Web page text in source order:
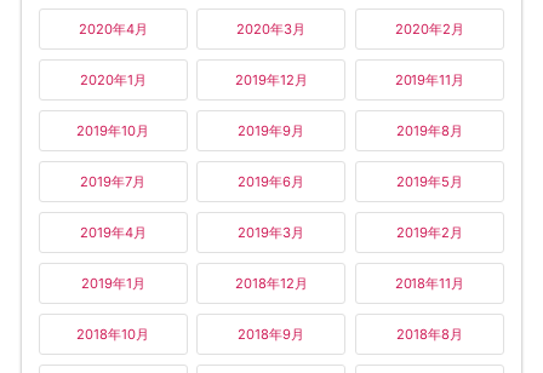
2020年4月 2020年3月 2020年2月
2020年1月 2019年12月 2019年11月
2019年10月 2019年9月 2019年8月
2019年7月 2019年6月 2019年5月
2019年4月 2019年3月 2019年2月
2019年1月 2018年12月 2018年11月
2018年10月 2018年9月 2018年8月